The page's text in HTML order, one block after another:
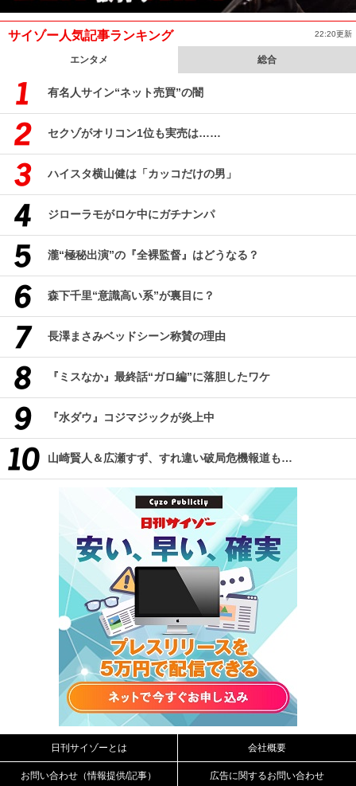
サイゾー人気記事ランキング 22:20更新
エンタメ 総合
有名人サイン“ネット売買”の闇
セクゾがオリコン1位も実売は……
ハイスタ横山健は「カッコだけの男」
ジローラモがロケ中にガチナンパ
瀧“極秘出演”の『全裸監督』はどうなる？
森下千里“意識高い系”が裏目に？
長澤まさみベッドシーン称賛の理由
『ミスなか』最終話“ガロ編”に落胆したワケ
『水ダウ』コジマジックが炎上中
山崎賢人＆広瀬すず、すれ違い破局危機報道も…
日刊サイゾーとは 会社概要
お問い合わせ（情報提供/記事） 広告に関するお問い合わせ